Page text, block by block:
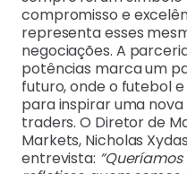
compromisso e
representa esses
negociações. A
potências marca um
futuro, onde o futebol
para inspirar uma
traders. O Diretor de
Markets, Nicholas
entrevista: